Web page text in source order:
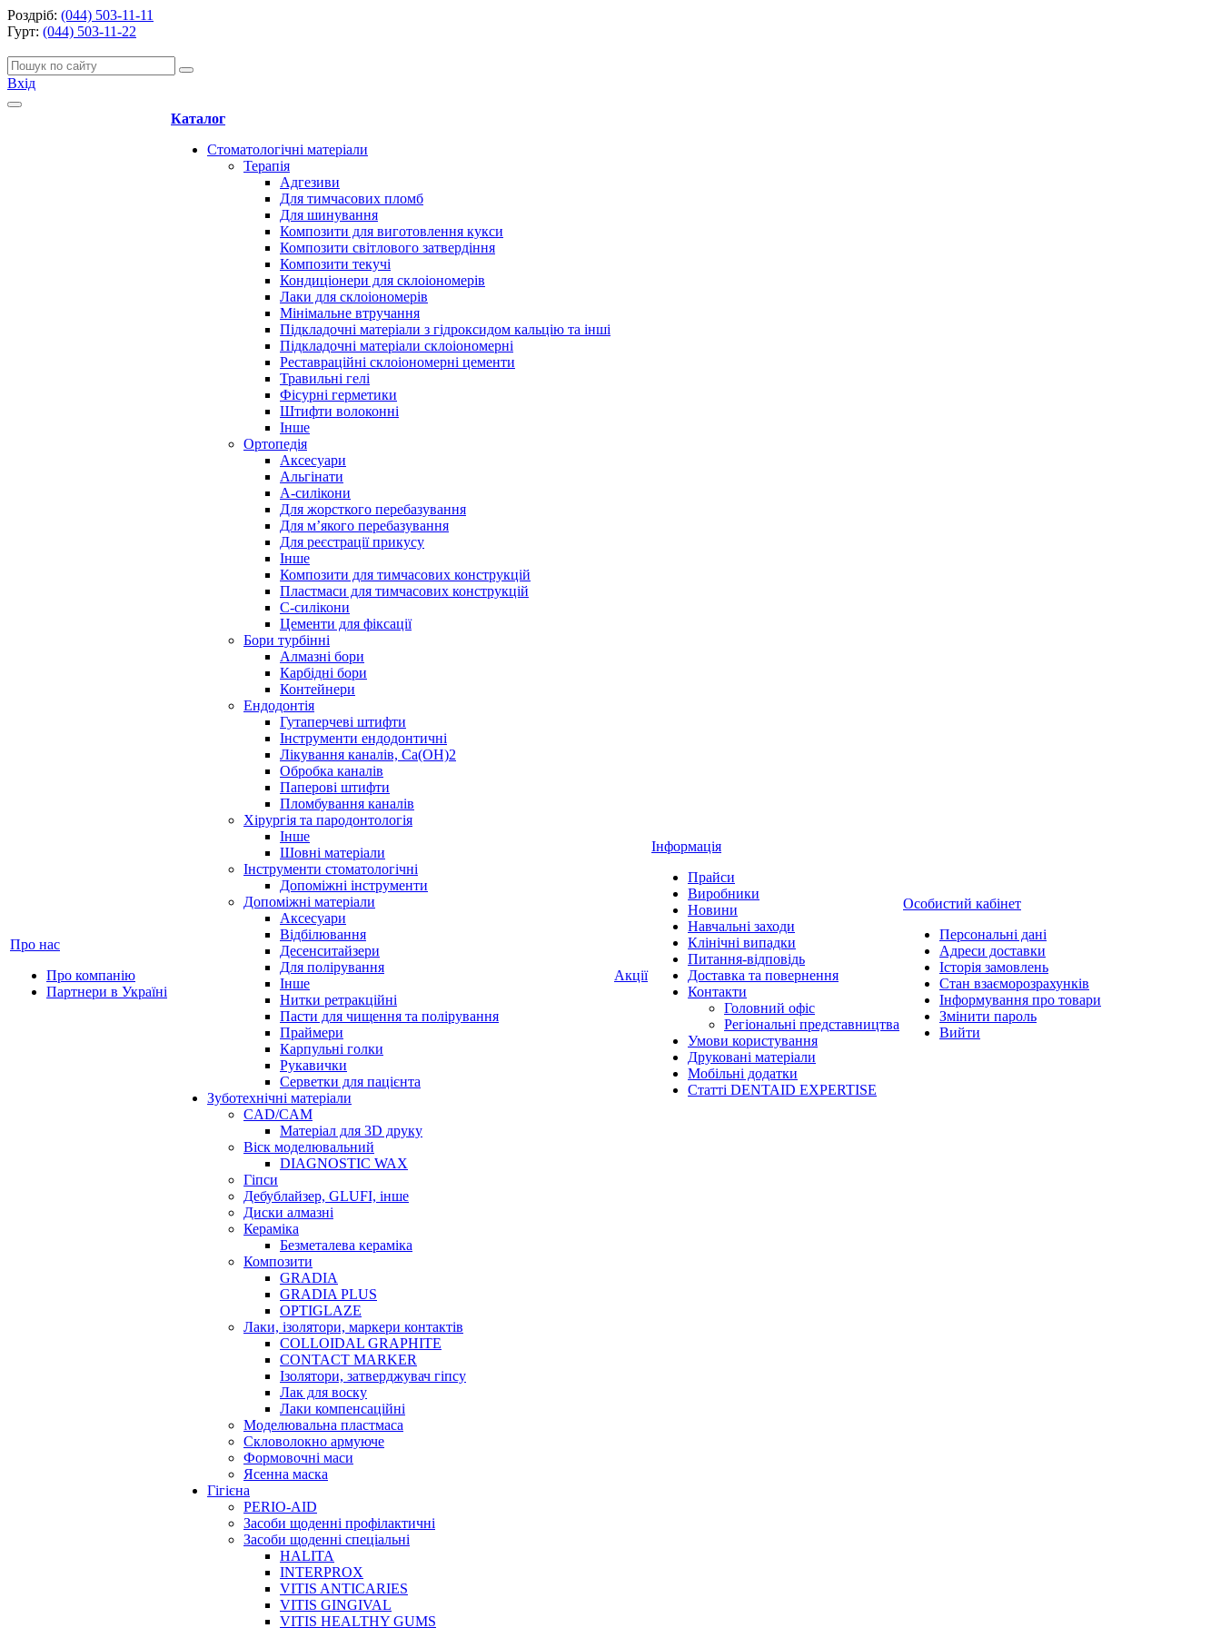
Роздріб: (044) 503-11-11
Гурт: (044) 503-11-22
Вхід
Про нас
Про компанію
Партнери в Україні
Каталог
Стоматологічні матеріали
Терапія
Адгезиви
Для тимчасових пломб
Для шинування
Композити для виготовлення кукси
Композити світлового затвердіння
Композити текучі
Кондиціонери для склоіономерів
Лаки для склоіономерів
Мінімальне втручання
Підкладочні матеріали з гідроксидом кальцію та інші
Підкладочні матеріали склоіономерні
Реставраційні склоіономерні цементи
Травильні гелі
Фісурні герметики
Штифти волоконні
Інше
Ортопедія
Аксесуари
Альгінати
А-силікони
Для жорсткого перебазування
Для м’якого перебазування
Для реєстрації прикусу
Інше
Композити для тимчасових конструкцій
Пластмаси для тимчасових конструкцій
С-силікони
Цементи для фіксації
Бори турбінні
Алмазні бори
Карбідні бори
Контейнери
Ендодонтія
Гутаперчеві штифти
Інструменти ендодонтичні
Лікування каналів, Ca(OH)2
Обробка каналів
Паперові штифти
Пломбування каналів
Хірургія та пародонтологія
Інше
Шовні матеріали
Інструменти стоматологічні
Допоміжні інструменти
Допоміжні матеріали
Аксесуари
Відбілювання
Десенситайзери
Для полірування
Інше
Нитки ретракційні
Пасти для чищення та полірування
Праймери
Карпульні голки
Рукавички
Серветки для пацієнта
Зуботехнічні матеріали
CAD/CAM
Матеріал для 3D друку
Віск моделювальний
DIAGNOSTIC WAX
Гіпси
Дебублайзер, GLUFI, інше
Диски алмазні
Кераміка
Безметалева кераміка
Композити
GRADIA
GRADIA PLUS
OPTIGLAZE
Лаки, ізолятори, маркери контактів
COLLOIDAL GRAPHITE
CONTACT MARKER
Ізолятори, затверджувач гіпсу
Лак для воску
Лаки компенсаційні
Моделювальна пластмаса
Скловолокно армуюче
Формовочні маси
Ясенна маска
Гігієна
PERIO-AID
Засоби щоденні профілактичні
Засоби щоденні спеціальні
HALITA
INTERPROX
VITIS ANTICARIES
VITIS GINGIVAL
VITIS HEALTHY GUMS
Акції
Інформація
Прайси
Виробники
Новини
Навчальні заходи
Клінічні випадки
Питання-відповідь
Доставка та повернення
Контакти
Головний офіс
Регіональні представництва
Умови користування
Друковані матеріали
Мобільні додатки
Статті DENTAID EXPERTISE
Особистий кабінет
Персональні дані
Адреси доставки
Історія замовлень
Стан взаєморозрахунків
Інформування про товари
Змінити пароль
Вийти